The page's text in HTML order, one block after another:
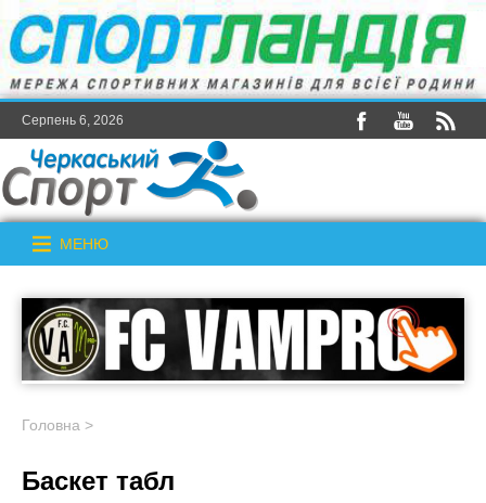
Серпень 6, 2026
МЕНЮ
Головна >
Баскет табл